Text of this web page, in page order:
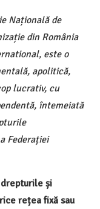
Națională de
din România
este o
apolitică,
lucrativ, cu
întemeiată
Federației
și
rețea fixă sau